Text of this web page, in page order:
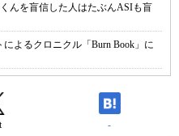
んを盲信した人はたぶんASIも盲
よるクロニクル「Burn Book」に
-